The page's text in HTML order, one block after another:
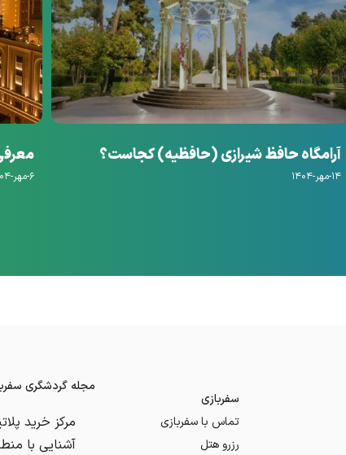
آرامگاه حافظ شیرازی (حافظیه) کجاست؟
۱۴-مهر-۱۴۰۴
معرفی ۱۴ مورد از جدیدترین
۶-مهر-۱۴۰۴
سفربازی
تماس با سفربازی
رزرو هتل
مجله گردشگری